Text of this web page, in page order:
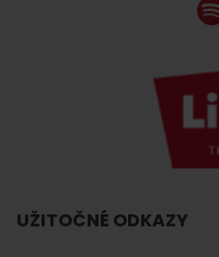
UŽITOČNÉ ODKAZY